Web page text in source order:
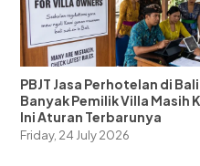
PBJT Jasa Perhotelan di
Banyak Pemilik Villa Masih
Ini Aturan Terbarunya
Friday, 24 July 2026